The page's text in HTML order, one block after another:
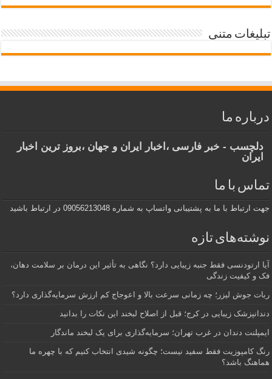
متنی
ما
- خبر فارسی ،اخبار ایران و جهان ،بروز ترین اخبار
با ما
با ما به پشتیبانی واتساپ به شماره 09056213048 در ارتباط باشید
تازه
ارتودنسی فقط جنبه زیبایی دارد؟ نگاهی به تأثیر این درمان بر سلامت دهان،
و کیفیت زندگی
جوش لیزر؛ چه زمانی سرعت بالا و اعوجاج کم ارزش سرمایه‌گذاری دارد؟
زیبایی در کرج؛ قبل از اصلاح لبخند این نکات را بدانید
دندان در غرب تهران؛ سرمایه‌گذاری برای یک لبخند ماندگار
کامپوزیت فقط سفید نیست؛ چگونه شیدی انتخاب کنیم که با چهره ما
باشد؟